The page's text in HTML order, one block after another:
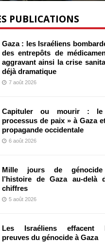
PUBLICATIONS
Gaza : les Israéliens
des entrepôts de
aggravant ainsi la crise
déjà dramatique
7 août 2026
Capituler ou mourir :
processus de paix » à Gaza
propagande occidentale
6 août 2026
Mille jours de
l’histoire de Gaza au-delà
chiffres
5 août 2026
Les Israéliens effacent
preuves du génocide à Gaza